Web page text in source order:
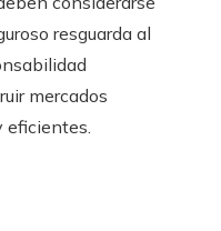
resguarda al
mercados
eficientes.